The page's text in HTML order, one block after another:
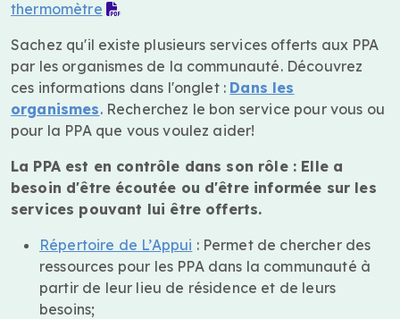
thermomètre
Sachez qu'il existe plusieurs services offerts aux PPA
par les organismes de la communauté. Découvrez
ces informations dans l'onglet : Dans les
organismes. Recherchez le bon service pour vous ou
pour la PPA que vous voulez aider!
La PPA est en contrôle dans son rôle : Elle a
besoin d'être écoutée ou d'être informée sur les
services pouvant lui être offerts.
Répertoire de L’Appui : Permet de chercher des
ressources pour les PPA dans la communauté à
partir de leur lieu de résidence et de leurs
besoins;